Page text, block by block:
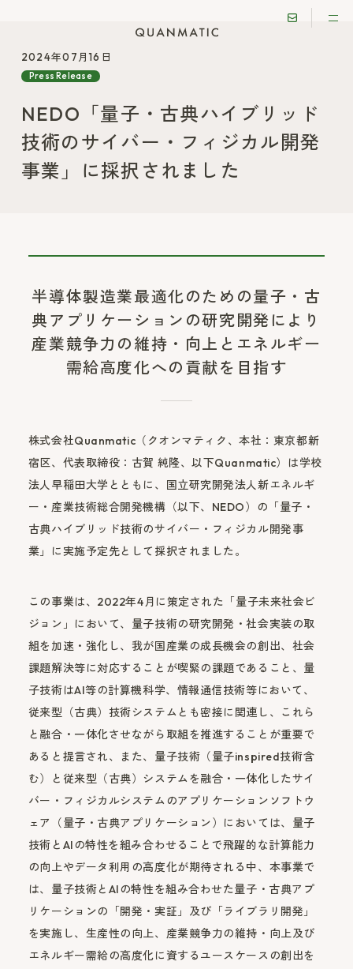
2024年07月16日
Press Release
NEDO「量子・古典ハイブリッド
技術のサイバー・フィジカル開発
事業」に採択されました
半導体製造業最適化のための量子・古
典アプリケーションの研究開発により
産業競争力の維持・向上とエネルギー
需給高度化への貢献を目指す
株式会社Quanmatic（クオンマティク、本社：東京都新
宿区、代表取締役：古賀 純隆、以下Quanmatic）は学校
法人早稲田大学とともに、国立研究開発法人新エネルギ
ー・産業技術総合開発機構（以下、NEDO）の「量子・
古典ハイブリッド技術のサイバー・フィジカル開発事
業」に実施予定先として採択されました。
この事業は、2022年4月に策定された「量子未来社会ビ
ジョン」において、量子技術の研究開発・社会実装の取
組を加速・強化し、我が国産業の成長機会の創出、社会
課題解決等に対応することが喫緊の課題であること、量
子技術はAI等の計算機科学、情報通信技術等において、
従来型（古典）技術システムとも密接に関連し、これら
と融合・一体化させながら取組を推進することが重要で
あると提言され、また、量子技術（量子inspired技術含
む）と従来型（古典）システムを融合・一体化したサイ
バー・フィジカルシステムのアプリケーションソフトウ
ェア（量子・古典アプリケーション）においては、量子
技術とAIの特性を組み合わせることで飛躍的な計算能力
の向上やデータ利用の高度化が期待される中、本事業で
は、量子技術とAIの特性を組み合わせた量子・古典アプ
リケーションの「開発・実証」及び「ライブラリ開発」
を実施し、生産性の向上、産業競争力の維持・向上及び
エネルギー需給の高度化に資するユースケースの創出を